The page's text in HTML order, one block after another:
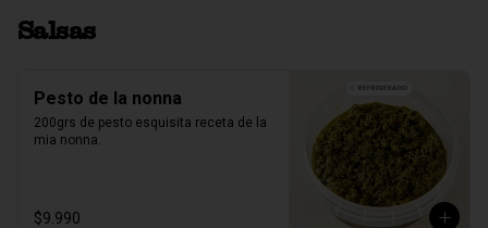
Salsas
Pesto de la nonna
200grs de pesto esquisita receta de la
mia nonna.
$9.990